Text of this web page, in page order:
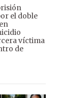
el doble
víctima
de